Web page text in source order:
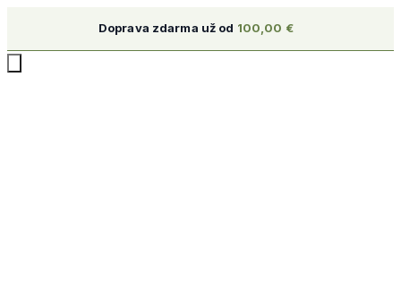
Doprava zdarma už od 100,00 €